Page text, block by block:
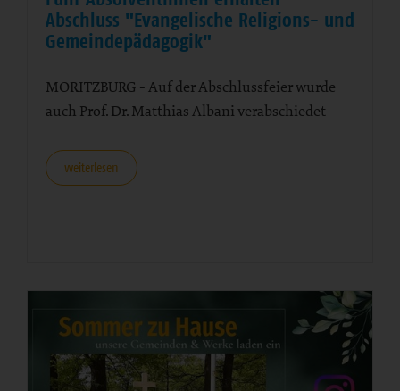
Fünf Absolventinnen erhalten
Abschluss "Evangelische Religions- und
Gemeindepädagogik"
MORITZBURG - Auf der Abschlussfeier wurde
weiterlesen